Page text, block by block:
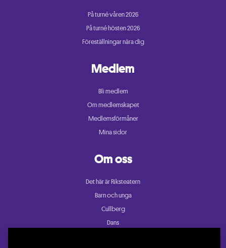
På turné våren 2026
På turné hösten 2026
Föreställningar nära dig
Medlem
Bli medlem
Om medlemskapet
Medlemsförmåner
Mina sidor
Om oss
Det här är Riksteatern
Barn och unga
Cullberg
Dans